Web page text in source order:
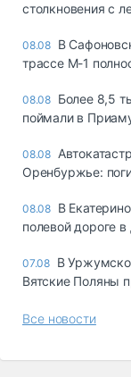
столкновения с
08.08 В
трассе М-1
08.08 Более 8,5
поймали в
08.08
Оренбуржье:
08.08 В
полевой дороге
07.08 В
Вятские Поляны
Все новости